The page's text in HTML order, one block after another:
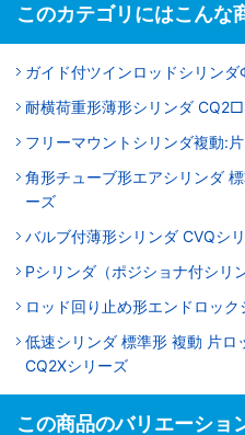
このカテゴリにはこんな
ガイド付ツインロッドシリン
耐横荷重形薄形シリンダ
フリーマウントシリンダ複動:
角形チューブ形エアシリンダ
ーズ
バルブ付薄形シリンダ CVQシ
Pシリンダ（ポジショナ付シリ
ロッド回り止め形エンドロッ
低速シリンダ 標準形 複動 片
CQ2Xシリーズ
この商品のバリエーショ